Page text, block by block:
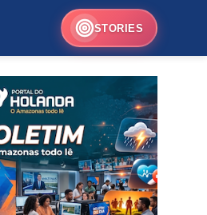
STORIES